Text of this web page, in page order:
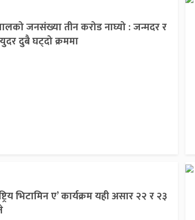
जनसंख्या तीन करोड नाघ्यो : जन्मदर र
दुबै घट्दो क्रममा
भिटामिन ए’ कार्यक्रम यही असार २२ र २३